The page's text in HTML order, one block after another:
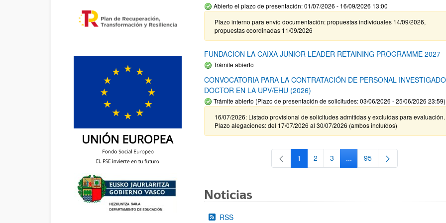
Abierto el plazo de presentación: 01/07/2026 - 16/09/2026 13:00
Plazo interno para envío documentación: propuestas individuales 14/09/2026,
propuestas coordinadas 11/09/2026
FUNDACION LA CAIXA JUNIOR LEADER RETAINING PROGRAMME 2027
Trámite abierto
CONVOCATORIA PARA LA CONTRATACIÓN DE PERSONAL
DOCTOR EN LA UPV/EHU (2026)
Trámite abierto (Plazo de presentación de solicitudes: 03/06/2026 - 25/06/2026 23:59)
16/07/2026: Listado provisional de solicitudes admitidas y excluidas para evaluación.
Plazo alegaciones: del 17/07/2026 al 30/07/2026 (ambos incluídos)
Página
1 Página
2 Página
3 ...Páginas intermedias Use TAB
Página
95
Noticias
RSS